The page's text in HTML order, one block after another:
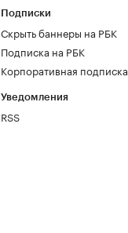
Подписки
Скрыть баннеры на РБК
Подписка на РБК
Корпоративная подписка
Уведомления
RSS